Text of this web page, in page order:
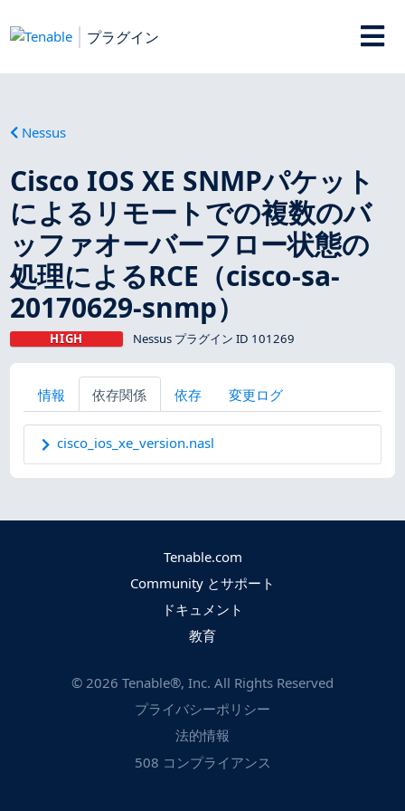
プラグイン
Nessus
Cisco IOS XE SNMPパケット
によるリモートでの複数のバ
ッファオーバーフロー状態の
処理によるRCE（cisco-sa-
20170629-snmp）
HIGH Nessus プラグイン ID 101269
情報 依存関係 依存 変更ログ
cisco_ios_xe_version.nasl
Tenable.com
Community とサポート
ドキュメント
教育
© 2026 Tenable®, Inc. All Rights Reserved
プライバシーポリシー
法的情報
508 コンプライアンス